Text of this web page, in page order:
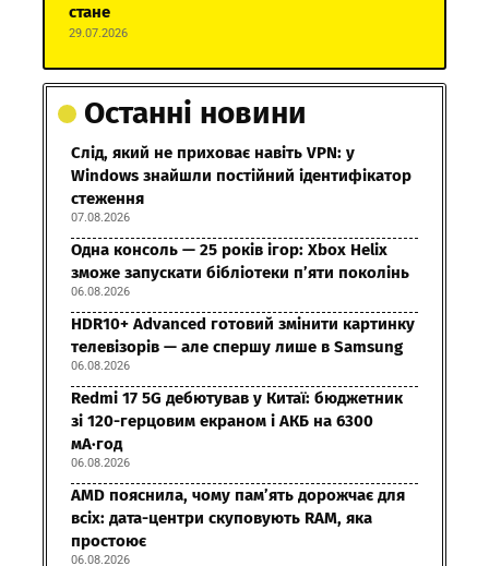
стане
29.07.2026
Останні новини
Слід, який не приховає навіть VPN: у
Windows знайшли постійний ідентифікатор
стеження
07.08.2026
Одна консоль — 25 років ігор: Xbox Helix
зможе запускати бібліотеки п’яти поколінь
06.08.2026
HDR10+ Advanced готовий змінити картинку
телевізорів — але спершу лише в Samsung
06.08.2026
Redmi 17 5G дебютував у Китаї: бюджетник
зі 120-герцовим екраном і АКБ на 6300
мА·год
06.08.2026
AMD пояснила, чому пам’ять дорожчає для
всіх: дата-центри скуповують RAM, яка
простоює
06.08.2026